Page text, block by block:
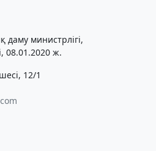
министрлігі,
08.01.2020 ж.
12/1